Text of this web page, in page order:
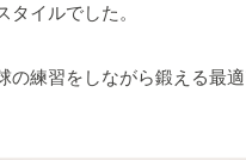
イルでした。
練習をしながら鍛える最